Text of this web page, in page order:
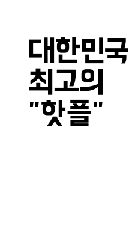
대한민국
최고의
"핫플"
대한민국
최고의
"핫플"